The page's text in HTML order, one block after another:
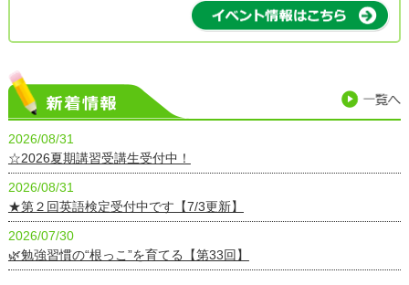
2026/08/31
☆2026夏期講習受講生受付中！
2026/08/31
★第２回英語検定受付中です【7/3更新】
2026/07/30
🌿勉強習慣の“根っこ”を育てる【第33回】